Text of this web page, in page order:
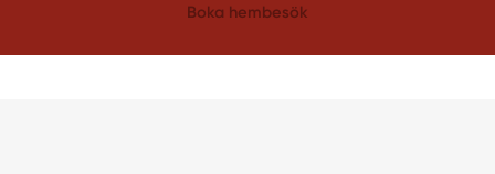
Boka hembesök